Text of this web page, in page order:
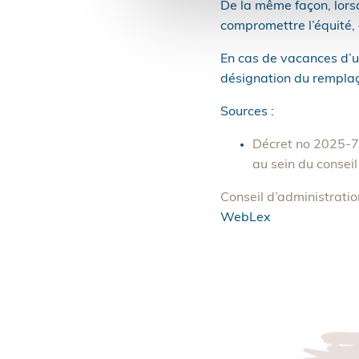
De la même façon,
compromettre
En cas de vacances
désignation du
Sources :
Décret no 2025-
au sein du
Conseil
WebLex